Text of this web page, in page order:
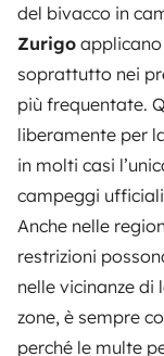
del bivacco in
Zurigo
soprattutto nei
più frequentate.
liberamente per
in molti casi
campeggi
Anche nelle
restrizioni
nelle vicinanze
zone, è sempre
perché le multe